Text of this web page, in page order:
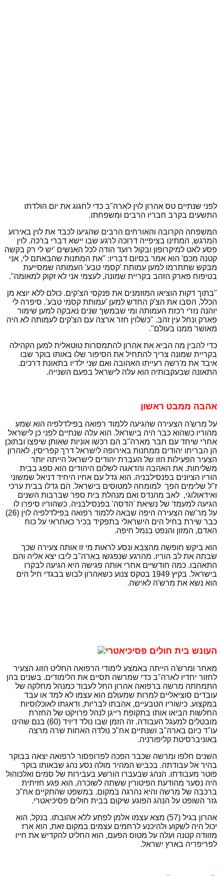
לפני שנתיים טס אהרון לוין לארה"ב כדי לחגוג את יום הולדתו
התשעים בקרב חבריו הרבים ומשפחתו.
המשפחה הקרובה והאורחים הרבים שהגיעו לכבד את לוין באירוע
המרגש, המתינו בציפייה דרוכה לרגע שבו יישא דברי ברכה. לוין
פסע לאט למיקרופון ובקול רועד הודה לכל האנשים 'יש לי רק בקשה
קטנה מכם' הוא אמר בסיום דבריו: "את המתנות שהבאתם לי, אני
מבקש שתתרמו למען עמותת 'קסמי טבע' העמותה שמסייעת
בטיפוח פארק הזהב בקריית שמונה, לעצמי אני לא זקוק למאומה".
"בתוך דקות הוציאו המוזמנים את פנקסי הצ'קים. כולם ללא יוצא מן
הכלל, הסבו את הצ'ק החדש למען 'עמותת קסמי טבע'. סיפרה לי
יוהנה נזרי רכזת העמותה ומי שבמשך שנים נאבקה למען שימור
פארק ונחל עין זהב. "כשלוין חזר ארצה עם הצ'קים לעמותה לא היה
מאושר ממנו בעולם".
כדי להבין מה הביא את אהרון להתמסרות טוטאלית למען הקהילה
בקריית שמונה צריך להתחיל את הסיפור שלו באותו בוקר שבו
איבד את מ'רשה רעייתו האהובה ואם שני ילדיו בתאונת דרכים.
התאונה שבעקבותיה הוא עלה לישראל בפעם השנייה.
אהבה ממבט ראשון
על מרש'ה הצעירה שהגיעה ללמוד רפואה בפילדלפיה הוא שמע
מהוריו כשהוא כבר היה בישראל. הוא עלה שנתיים לפני כן לישראל
אחרי שיחד עם חבר מארה"ב הם רכשו אוניות שאותן שיפצו ובתוכן
הן הבריחו יהודים ממחנות באירופה לישראל דרך קפריסין. לאהרון
הצעיר הפעילות הזו של העברת יהודים לישראל הייתה יותר
משליחות. את האהבה והדאגה לשלום היהודים הוא ספג בבית
הוריו הציונים בפנסילבניה. הוא גדל עם אחיו היחיד דניאל שמשוני
ז"ל שלימים הפך למומחה למטוסים בישראל. הם גדלו בבית ערכי
ואידאולוגי, לאב מהנדס ואם מנהלת בית ספר שברבות השנים
הגיעה למעמד של נשיאת 'הדסה' בפנסילבניה. כשהוריו סיפרו לו
על מר'שה הצעירה היפה שבאה ללמוד רפואה בפילדלפיה לוין (26)
כבר שירת בחיל הים הישראלי בתפקיד בכיר כאחראי על כוח
האדם, המזון והנפט בנמל חיפה.
הוא ביקש חופשה מהצבא ונסע לראות מי זו אותה צעירה שכך
שבתה את לב הוריו. מהרגע שנפגשו בארה"ב ליבו יצא אליה והם
התאהבו. כמה חודשיים אחרי אותה פגישה היא הגיעה לבקרו
בישראל. בקיץ 1949 בטקס צנוע כשאהרון לבוש בבגדי חיל הים
הוא נשא את מרש'ה לאישה.
העונש בית חולים פסיכיאטרי
מאחר ומרש'ה הייתה באמצע לימודי הרפואה החליט הזוג הצעיר
לחזור יחדיו לארה"ב כדי שמרשה תסיים את הלימודים. בשנים בהן
התמחתה מרשה ברפואה אהרון החל לעבוד כמנהל מחלקה של
עובדים סוציאליים למרות שמעולם הוא עצמו לא למד או עבד
במקצוע. כישוריו הטבעיים, אהבתו לבריות, ודאגתו לאוכלוסיות
החלשות הביאו אותו בתקופת רייגן לנהל פרויקט של החזרת
מובטלים למעגל העבודה. זה הזמן שבו נולד דיויד (60) בנם שהינו
עו"ד כיום בארה"ב ושנתיים אח"כ נולדה האחות שרה מרצה
באוניברסיטת קליפורניה.
השנים חלפו ומרשה שכבר הפכה לפרופסור לרפואה יצאה בבוקר
בהיר אל עבודתה. בכביש המהיר מולה נסע נהג שבאותו בוקר
פוטר מעבודתו. הנהג שבעברו הורשע בעבירות של סמים ואלכוהול
היה נסער מהודעת הפיטורין ששתה לשוכרה, הוא פגע חזיתית
ברכבה של מרשה והיא נהרגה במקום. במשפט שהתקיים אח"כ
גזר השופט על הנהג הפוגע שיקום בבית חולים פסיכיאטרי.
אהרון בגיל (57) מצא עצמו אלמן לפתע ללא אהובתו. בנקל, הוא
יכול היה לשקוע ולהיכנע לרחמים עצמים במקום זאת, הוא ארז
מזוודה קטנה ועלה על מטוס הפעם, הוא החליט להקדיש את חייו
לפריפריה בארץ ישראל.